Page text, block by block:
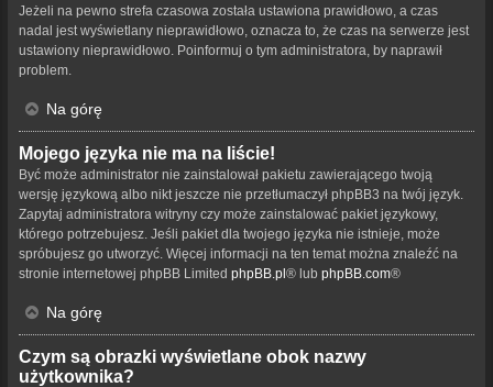
Jeżeli na pewno strefa czasowa została ustawiona prawidłowo, a czas
nadal jest wyświetlany nieprawidłowo, oznacza to, że czas na serwerze jest
ustawiony nieprawidłowo. Poinformuj o tym administratora, by naprawił
problem.
Na górę
Mojego języka nie ma na liście!
Być może administrator nie zainstalował pakietu zawierającego twoją
wersję językową albo nikt jeszcze nie przetłumaczył phpBB3 na twój język.
Zapytaj administratora witryny czy może zainstalować pakiet językowy,
którego potrzebujesz. Jeśli pakiet dla twojego języka nie istnieje, może
spróbujesz go utworzyć. Więcej informacji na ten temat można znaleźć na
stronie internetowej phpBB Limited phpBB.pl® lub phpBB.com®
Na górę
Czym są obrazki wyświetlane obok nazwy
użytkownika?